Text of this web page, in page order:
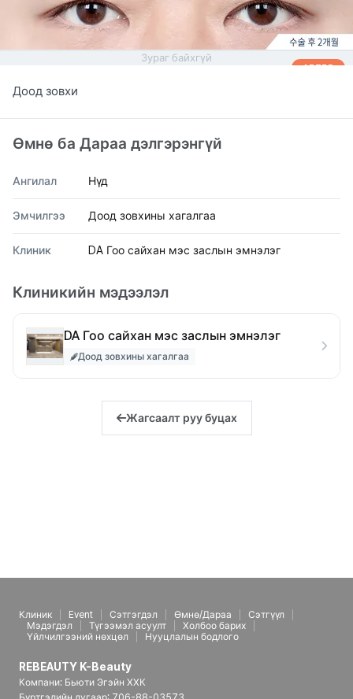
AFTER
Зураг байхгүй
Доод зовхи
Өмнө ба Дараа дэлгэрэнгүй
Ангилал Нүд
Эмчилгээ Доод зовхины хагалгаа
Клиник DA Гоо сайхан мэс заслын эмнэлэг
Клиникийн мэдээлэл
DA Гоо сайхан мэс заслын эмнэлэг
Доод зовхины хагалгаа
Жагсаалт руу буцах
Клиник Event Сэтгэгдэл Өмнө/Дараа
Сэтгүүл
Мэдэгдэл
Түгээмэл асуулт
Холбоо барих
Үйлчилгээний нөхцөл
Нууцлалын бодлого
REBEAUTY K-Beauty
Компани: Бьюти Эгэйн ХХК